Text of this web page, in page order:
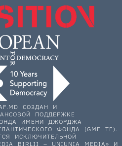
СОЗДАН И
ПОДДЕРЖКЕ
ИМЕНИ ДЖОРДЖА
ФОНДА (GMF TF).
ИСКЛЮЧИТЕЛЬНОЙ
BIRLII – UNIUNIA MEDIA» И